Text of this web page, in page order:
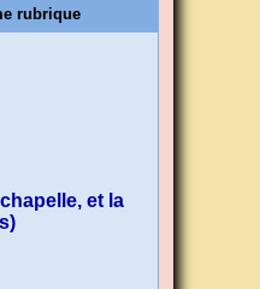
rubrique
et la